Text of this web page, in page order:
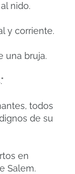
nido.
y corriente.
una bruja.
todos
de su
en
Salem.